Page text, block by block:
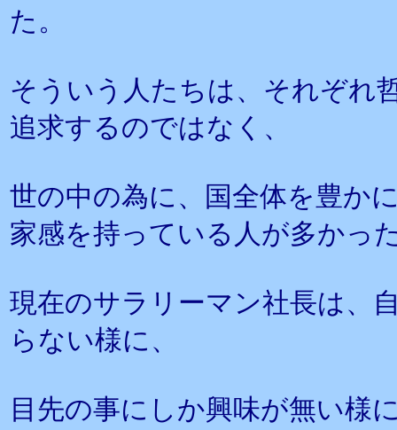
た。
そういう人たちは、それぞれ
追求するのではなく、
世の中の為に、国全体を豊か
家感を持っている人が多かっ
現在のサラリーマン社長は、
らない様に、
目先の事にしか興味が無い様